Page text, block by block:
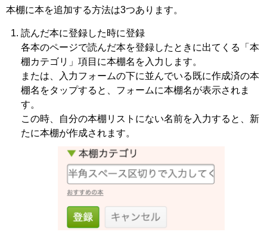
本棚に本を追加する方法は3つあります。
読んだ本に登録した時に登録
各本のページで読んだ本を登録したときに出てくる「本
棚カテゴリ」項目に本棚名を入力します。
または、入力フォームの下に並んでいる既に作成済の本
棚名をタップすると、フォームに本棚名が表示されま
す。
この時、自分の本棚リストにない名前を入力すると、新
たに本棚が作成されます。